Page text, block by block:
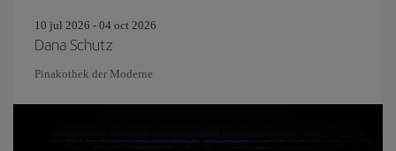
10 jul 2026 - 04 oct 2026
Dana Schutz
Pinakothek der Moderne